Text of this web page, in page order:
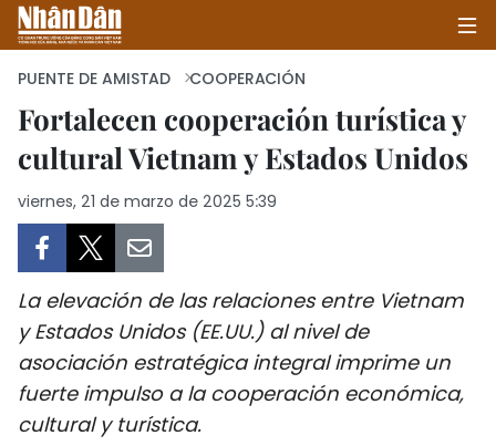
INICIO
POLÍTICA
SOCIEDAD
SALUD - MEDIO AMBIENTE
CULTURA - ENTRETENIMIENTO
PUENTE DE AMISTAD COOPERACIÓN
Fortalecen cooperación turística y
cultural Vietnam y Estados Unidos
viernes, 21 de marzo de 2025 5:39
La elevación de las relaciones entre Vietnam
y Estados Unidos (EE.UU.) al nivel de
asociación estratégica integral imprime un
fuerte impulso a la cooperación económica,
cultural y turística.